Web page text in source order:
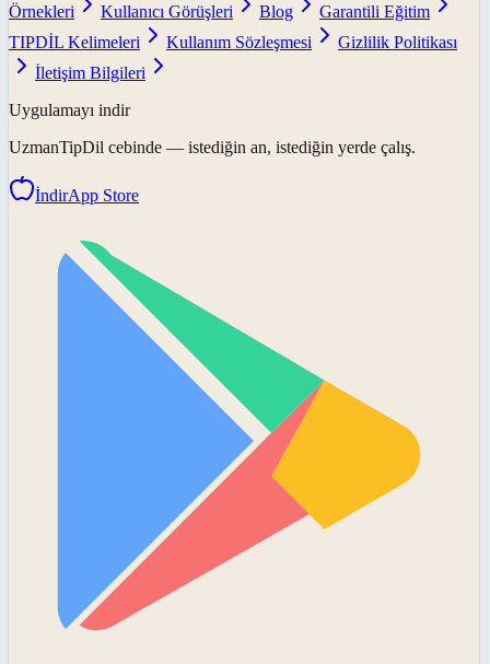
Örnekleri
Kullanıcı Görüşleri Blog
Garantili Eğitim
TIPDİL Kelimeleri
Kullanım Sözleşmesi
Gizlilik Politikası
İletişim Bilgileri
Uygulamayı indir
UzmanTipDil cebinde — istediğin an, istediğin yerde çalış.
İndirApp Store